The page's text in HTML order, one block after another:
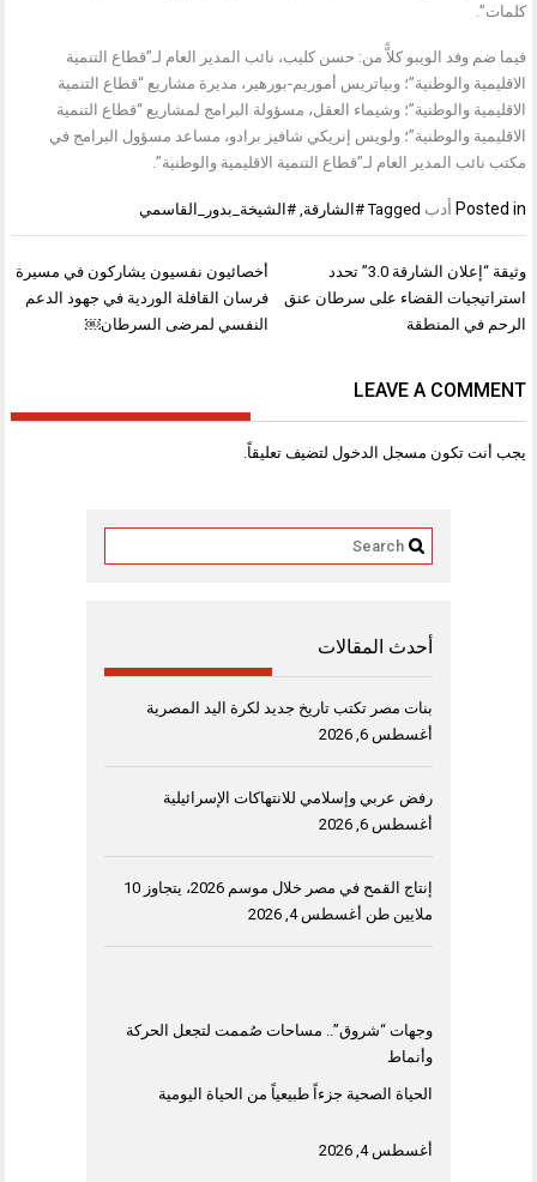
كلمات”.
فيما ضم وفد الويبو كلاًّ من: حسن كليب، نائب المدير العام لـ”قطاع التنمية
الاقليمية والوطنية”؛ وبياتريس أموريم-بورهير، مديرة مشاريع “قطاع التنمية
الاقليمية والوطنية”؛ وشيماء العقل، مسؤولة البرامج لمشاريع “قطاع التنمية
الاقليمية والوطنية”؛ ولويس إنريكي شافيز برادو، مساعد مسؤول البرامج في
مكتب نائب المدير العام لـ”قطاع التنمية الاقليمية والوطنية”.
Posted in أدب Tagged #الشارقة ,#الشيخة_بدور_القاسمي
تصفّح
المقالات
أخصائيون نفسيون يشاركون في مسيرة
فرسان القافلة الوردية في جهود الدعم
النفسي لمرضى السرطان￼
وثيقة “إعلان الشارقة 3.0” تحدد
استراتيجيات القضاء على سرطان عنق
الرحم في المنطقة
LEAVE A COMMENT
يجب أنت تكون مسجل الدخول لتضيف تعليقاً.
أحدث المقالات
بنات مصر تكتب تاريخ جديد لكرة اليد المصرية
أغسطس 6, 2026
رفض عربي وإسلامي للانتهاكات الإسرائيلية
أغسطس 6, 2026
إنتاج القمح في مصر خلال موسم 2026، يتجاوز 10
ملايين طن أغسطس 4, 2026
وجهات “شروق”.. مساحات صُممت لتجعل الحركة
وأنماط
الحياة الصحية جزءاً طبيعياً من الحياة اليومية
أغسطس 4, 2026